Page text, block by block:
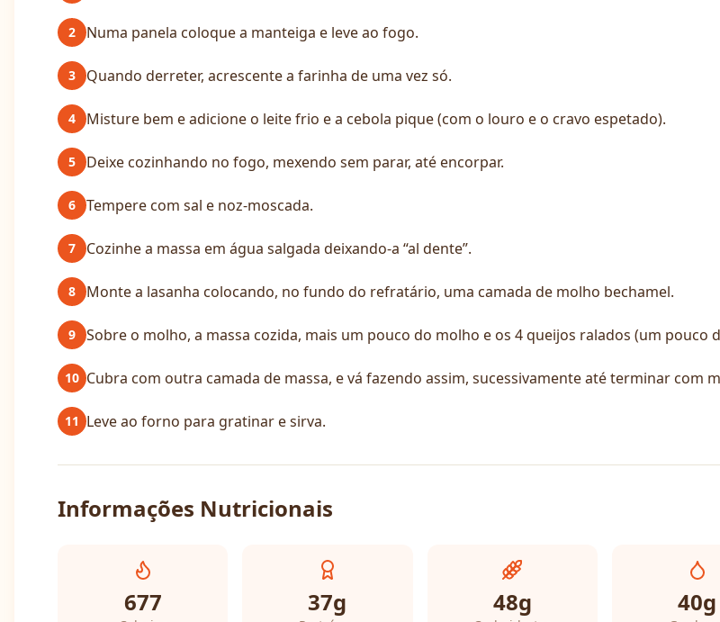
2 Numa panela coloque a manteiga e leve ao fogo.
3 Quando derreter, acrescente a farinha de uma vez só.
4 Misture bem e adicione o leite frio e a cebola pique (com o louro e o cravo espetado).
5 Deixe cozinhando no fogo, mexendo sem parar, até encorpar.
6 Tempere com sal e noz-moscada.
7 Cozinhe a massa em água salgada deixando-a “al dente”.
8 Monte a lasanha colocando, no fundo do refratário, uma camada de molho bechamel.
9 Sobre o molho, a massa cozida, mais um pouco do molho e os 4 queijos ralados (um pouco
10 Cubra com outra camada de massa, e vá fazendo assim, sucessivamente até terminar com
11 Leve ao forno para gratinar e sirva.
Informações Nutricionais
677 37g 48g 40g